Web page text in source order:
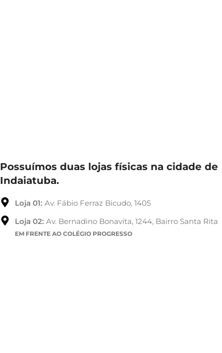
Possuímos duas lojas físicas na cidade de
Indaiatuba.
Loja 01: Av. Fábio Ferraz Bicudo, 1405
Loja 02: Av. Bernadino Bonavita, 1244, Bairro Santa Rita
EM FRENTE AO COLÉGIO PROGRESSO